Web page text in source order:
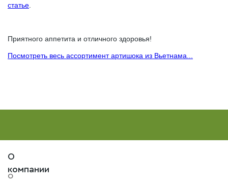
статье
Приятного аппетита и отличного здоровья!
Посмотреть весь ассортимент артишока из Вьетнама...
О
компании
О